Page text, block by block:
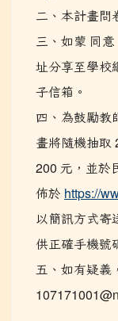
二、本計畫問
三、如蒙 同
址分享至學校
子信箱。
四、為鼓勵教
畫將隨機抽取
200 元，並於
佈於 https://
以簡訊方式寄
供正確手機號
五、如有疑義